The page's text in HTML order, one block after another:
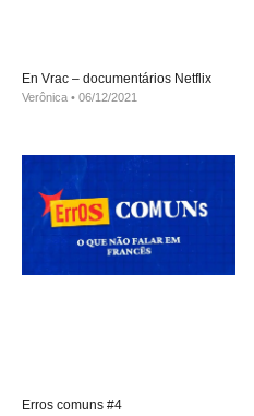
En Vrac – documentários Netflix
Verônica 06/12/2021
Erros comuns #4